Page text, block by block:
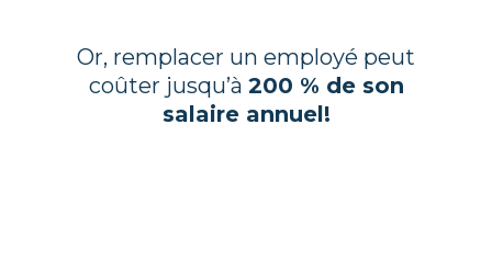
Or, remplacer un employé peut
coûter jusqu’à 200 % de son
salaire annuel!